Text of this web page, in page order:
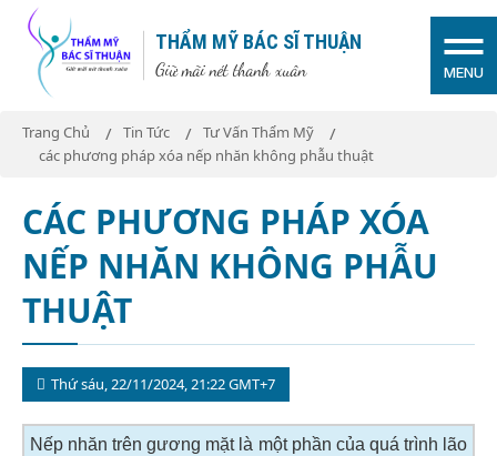
THẨM MỸ BÁC SĨ THUẬN
Giữ mãi nét thanh xuân MENU
Trang Chủ Tin Tức
Tư Vấn Thẩm Mỹ
các phương pháp xóa nếp nhăn không phẫu thuật
CÁC PHƯƠNG PHÁP XÓA
NẾP NHĂN KHÔNG PHẪU
THUẬT
Thứ sáu, 22/11/2024, 21:22 GMT+7
Nếp nhăn trên gương mặt là một phần của quá trình lão